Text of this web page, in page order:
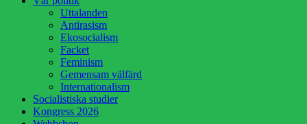
Uttalanden
Antirasism
Ekosocialism
Facket
Feminism
Gemensam välfärd
Internationalism
Socialistiska studier
Kongress 2026